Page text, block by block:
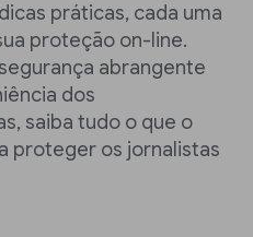
práticas, cada uma
proteção on-line.
abrangente
dos
saiba tudo o que o
proteger os jornalistas